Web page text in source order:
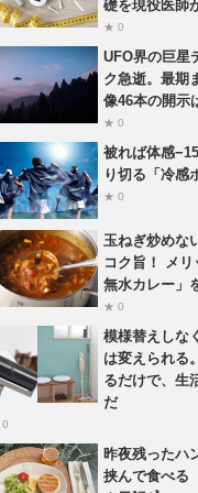
礎を現役医師
★ 0
UFO界の巨星
ク急逝。最期
像46本の開示
★ 0
被れば体感
り切る「冷感
★ 0
玉ねぎ炒めな
コク旨！ メ
無水カレー」
★ 0
模様替えしな
は変えられる
るだけで、生
だ
昨夜残ったハ
挟んで食べる